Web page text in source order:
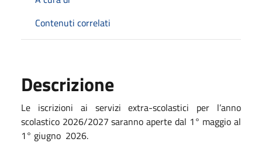
Contenuti correlati
Descrizione
Le iscrizioni ai servizi extra-scolastici per l’anno
scolastico 2026/2027 saranno aperte dal 1° maggio al
1° giugno 2026.